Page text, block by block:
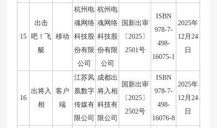
15
出击
吧！飞
艇
移动
杭州电
魂网络
科技股
份有限
公司
杭州电
魂网络
科技股
份有限
公司
国新出审
〔2025〕
2501号
ISBN
978-7-
498-
16075-1
2025年
12月24
日
16
出将入
相
客户
端
江苏凤
凰数字
传媒有
限公司
成都出
将入相
科技有
限公司
国新出审
〔2025〕
2502号
ISBN
978-7-
498-
16076-8
2025年
12月24
日